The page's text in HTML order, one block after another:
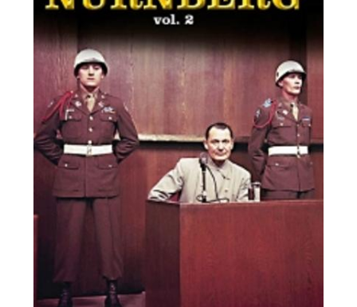
New Illuminati Files
Numerologie
Paranormal
Parapsihologie
Ramtha
Audiobook
Religie
SelfConnect